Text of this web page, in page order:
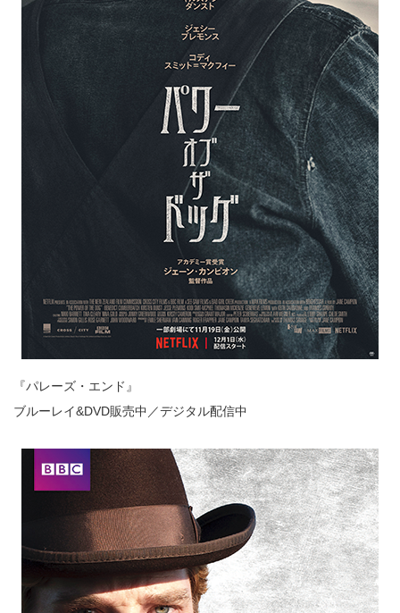
『パレーズ・エンド』
ブルーレイ&DVD販売中／デジタル配信中